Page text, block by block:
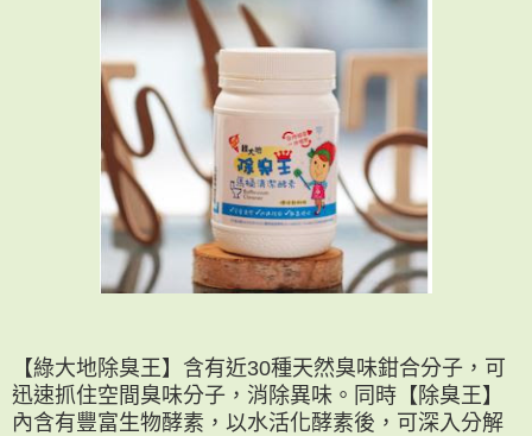
【綠大地除臭王】含有近30種天然臭味鉗合分子，可
迅速抓住空間臭味分子，消除異味。同時【除臭王】
內含有豐富生物酵素，以水活化酵素後，可深入分解